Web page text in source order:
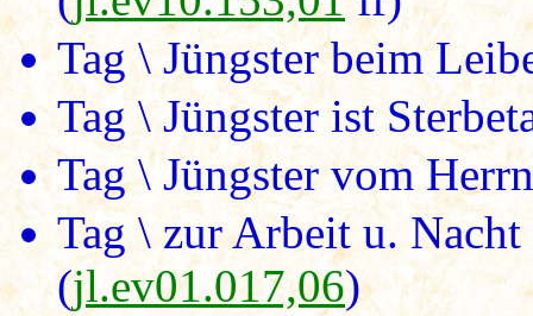
Tag \ Jüngster beim
Tag \ Jüngster ist
Tag \ Jüngster vom
Tag \ zur Arbeit u.
(jl.ev01.017,06)